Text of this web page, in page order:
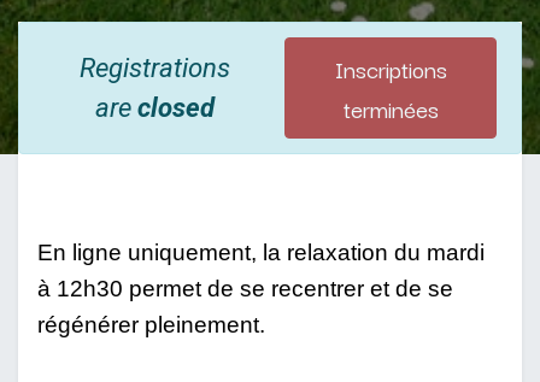
Registrations
areclosed
Inscriptions
terminées
En ligne uniquement, la relaxation du mardi
à 12h30 permet de se recentrer et de se
régénérer pleinement.